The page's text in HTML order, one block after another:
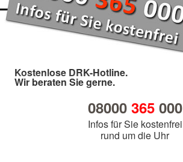
Kostenlose DRK-Hotline.
Wir beraten Sie gerne.
08000 365000
Infos für Sie kostenfrei
rund um die Uhr